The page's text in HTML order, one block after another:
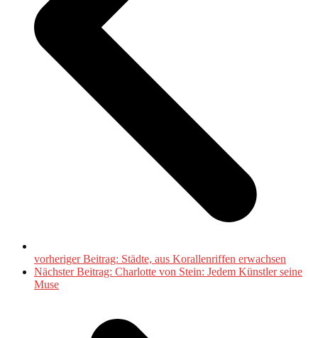
vorheriger Beitrag: Städte, aus Korallenriffen erwachsen
Nächster Beitrag: Charlotte von Stein: Jedem Künstler seine
Muse